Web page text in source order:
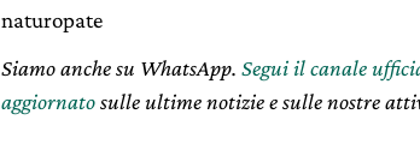
naturopate
Siamo anche su WhatsApp. Segui il canale
aggiornatosulle ultime notizie e sulle nostre